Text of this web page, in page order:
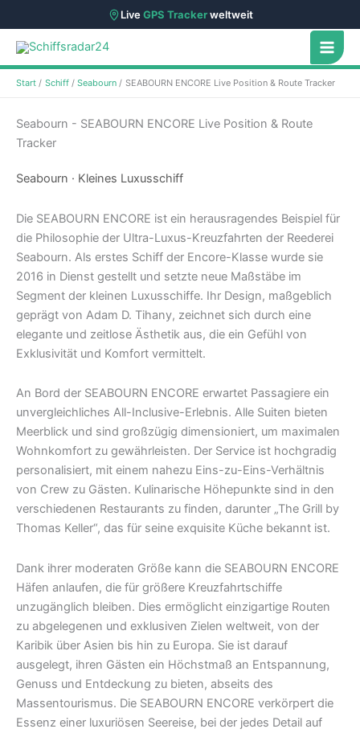
LiveGPS Trackerweltweit
Zum
Inhalt
springen
Start Schiff Seabourn SEABOURN ENCORE Live Position & Route Tracker
Seabourn - SEABOURN ENCORE Live Position & Route
Tracker
Seabourn · Kleines Luxusschiff
Die SEABOURN ENCORE ist ein herausragendes Beispiel für
die Philosophie der Ultra-Luxus-Kreuzfahrten der Reederei
Seabourn. Als erstes Schiff der Encore-Klasse wurde sie
2016 in Dienst gestellt und setzte neue Maßstäbe im
Segment der kleinen Luxusschiffe. Ihr Design, maßgeblich
geprägt von Adam D. Tihany, zeichnet sich durch eine
elegante und zeitlose Ästhetik aus, die ein Gefühl von
Exklusivität und Komfort vermittelt.
An Bord der SEABOURN ENCORE erwartet Passagiere ein
unvergleichliches All-Inclusive-Erlebnis. Alle Suiten bieten
Meerblick und sind großzügig dimensioniert, um maximalen
Wohnkomfort zu gewährleisten. Der Service ist hochgradig
personalisiert, mit einem nahezu Eins-zu-Eins-Verhältnis
von Crew zu Gästen. Kulinarische Höhepunkte sind in den
verschiedenen Restaurants zu finden, darunter „The Grill by
Thomas Keller“, das für seine exquisite Küche bekannt ist.
Dank ihrer moderaten Größe kann die SEABOURN ENCORE
Häfen anlaufen, die für größere Kreuzfahrtschiffe
unzugänglich bleiben. Dies ermöglicht einzigartige Routen
zu abgelegenen und exklusiven Zielen weltweit, von der
Karibik über Asien bis hin zu Europa. Sie ist darauf
ausgelegt, ihren Gästen ein Höchstmaß an Entspannung,
Genuss und Entdeckung zu bieten, abseits des
Massentourismus. Die SEABOURN ENCORE verkörpert die
Essenz einer luxuriösen Seereise, bei der jedes Detail auf